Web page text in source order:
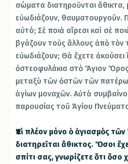
σώματα διατηροῦνται ἄθικτα,
εὐωδιάζουν, θαυματουργοῦν.
αὐτό; Σὲ ποιὰ αἵρεσι καὶ σὲ
βγάζουν τοὺς ἄλλους ἀπὸ τὸν
εὐωδιάζουν; Θὰ ἔχετε ἀκούσει
ὀστεοφυλάκια στὸ Ἅγιον Ὄρoς
μεταξὺ τῶν ὀστῶν τῶν
ἁγίων μοναχῶν. Αὐτὰ
παρουσίας τοῦ Ἁγίου
Ἐπὶ πλέον μόνο ὁ ἁγιασμὸς
διατηρεῖται ἄθικτος. Ὅσοι
σπίτι σας, γνωρίζετε ὅτι ὅσο